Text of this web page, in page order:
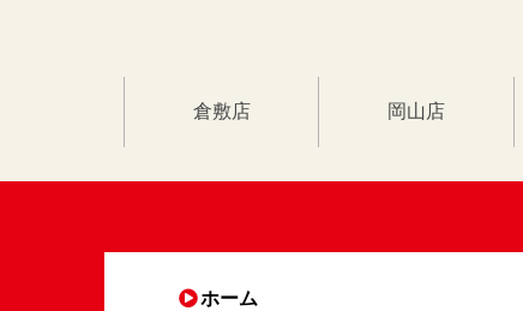
倉敷店 岡山店
ホーム